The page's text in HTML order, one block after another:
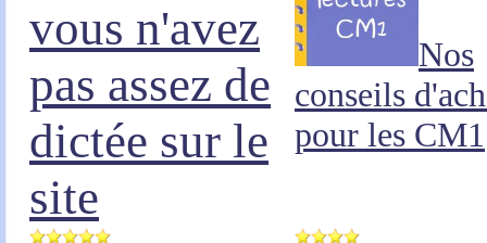
vous n'avez
pas assez de
dictée sur le
site
Nos
conseils
pour les CM1